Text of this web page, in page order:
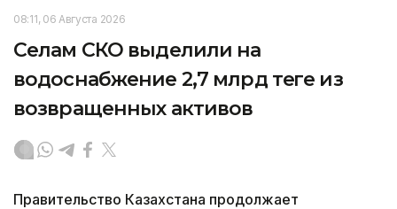
08:11, 06 Августа 2026
Селам СКО выделили на
водоснабжение 2,7 млрд теңге из
возвращенных активов
Правительство Казахстана продолжает